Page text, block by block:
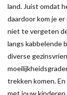
land. Juist omdat
daardoor kom je
niet te vergeten
langs kabbelende
diverse
trekken komen.
met jouw